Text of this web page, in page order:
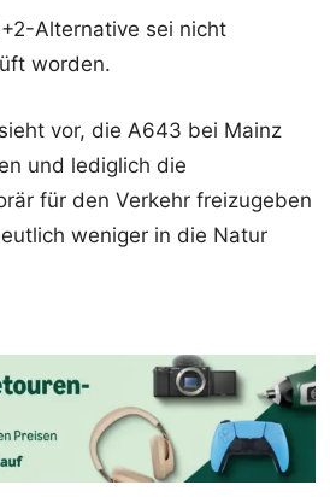
Alternative sei nicht
worden.
vor, die A643 bei Mainz
und lediglich die
für den Verkehr freizugeben
weniger in die Natur